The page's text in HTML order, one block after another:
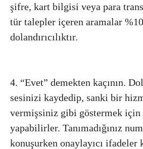
şifre, kart bilgisi veya para
tür talepler içeren aramalar
dolandırıcılıktır.
4. “Evet” demekten kaçının.
sesinizi kaydedip, sanki bir
vermişsiniz gibi göstermek için
yapabilirler. Tanımadığınız
konuşurken onaylayıcı ifadeler